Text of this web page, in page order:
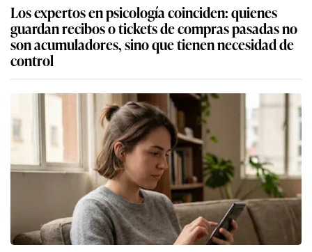
Los expertos en psicología coinciden: quienes
guardan recibos o tickets de compras pasadas no
son acumuladores, sino que tienen necesidad de
control